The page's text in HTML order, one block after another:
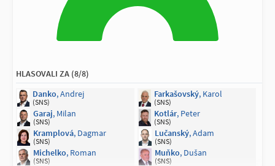
HLASOVALI ZA (8/8)
Danko, Andrej
(SNS)
Farkašovský, Karol
(SNS)
Garaj, Milan
(SNS)
Kotlár, Peter
(SNS)
Kramplová, Dagmar
(SNS)
Lučanský, Adam
(SNS)
Michelko, Roman
(SNS)
Muňko, Dušan
(SNS)